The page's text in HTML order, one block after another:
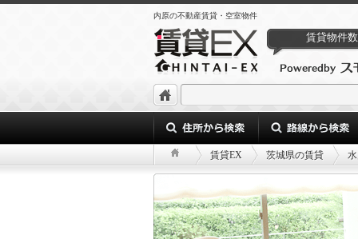
内原の不動産賃貸・空室物件
賃貸物件数
賃貸EX 茨城県の賃貸